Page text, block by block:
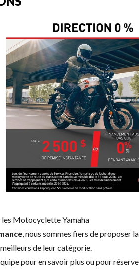
Motocyclette Yamaha
, nous sommes fiers de proposer
de leur catégorie.
pour en savoir plus ou pour